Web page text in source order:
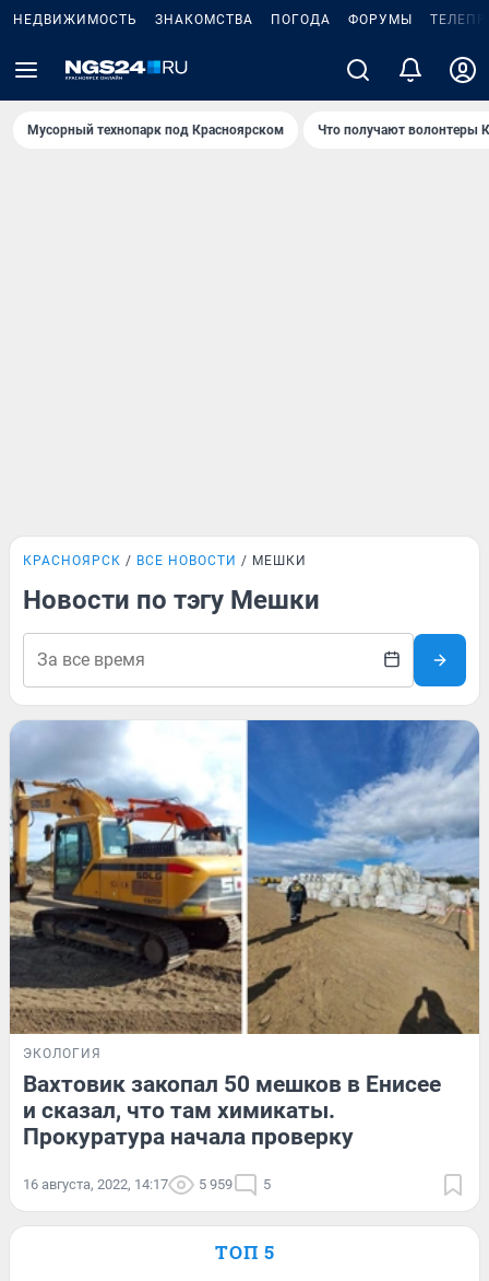
НЕДВИЖИМОСТЬ ЗНАКОМСТВА ПОГОДА ФОРУМЫ
Мусорный технопарк под Крaсноярском Что получают волонтеры
КРАСНОЯРСК ВСЕ НОВОСТИ МЕШКИ
Новости по тэгу Мешки
ЭКОЛОГИЯ
Вахтовик закопал 50 мешков в Енисее
и сказал, что там химикаты.
Прокуратура начала проверку
16 августа, 2022, 14:17 5 959 5
ТОП 5